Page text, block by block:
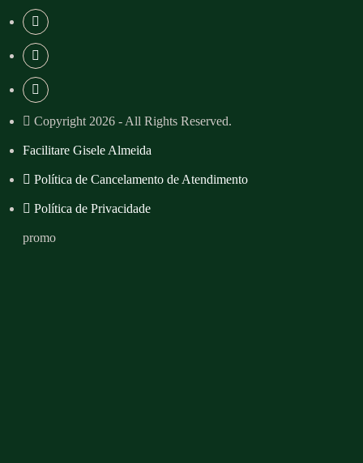
Copyright 2026 - All Rights Reserved.
Facilitare Gisele Almeida
Política de Cancelamento de Atendimento
Política de Privacidade
promo